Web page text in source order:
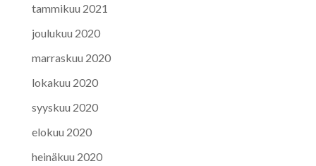
tammikuu 2021
joulukuu 2020
marraskuu 2020
lokakuu 2020
syyskuu 2020
elokuu 2020
heinäkuu 2020